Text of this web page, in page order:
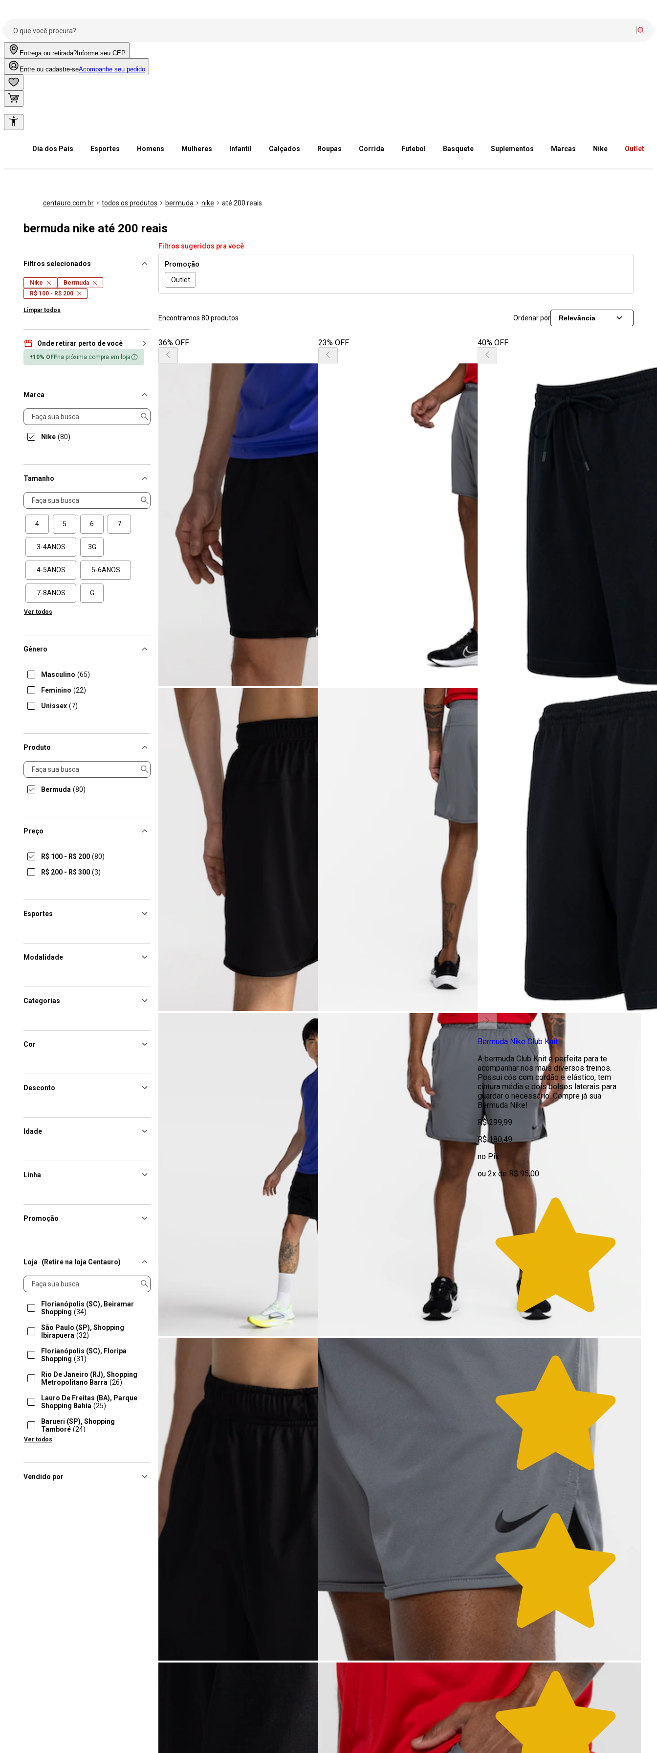
Entrega ou retirada? Informe seu CEP
Entre ou cadastre-seAcompanhe seu pedido
Dia dos Pais Esportes Homens Mulheres Infantil Calçados Roupas Corrida Futebol Basquete Suplementos Marcas Nike Outlet
centauro.com.br todos os produtos bermuda nike até 200 reais
bermuda nike até 200 reais
Filtros selecionados
Nike
Bermuda
R$ 100 - R$ 200
Limpar todos
Onde retirar perto de você
+10% OFFna próxima compra em loja
Marca
Marca
Nike (80)
Tamanho
Tamanho
4 5 6 7
3-4ANOS 3G
4-5ANOS 5-6ANOS
7-8ANOS G
Ver todos
Gênero
Masculino (65)
Feminino (22)
Unissex (7)
Produto
Produto
Bermuda (80)
Preço
R$ 100 - R$ 200 (80)
R$ 200 - R$ 300 (3)
Esportes
Modalidade
Categorias
Cor
Desconto
Idade
Linha
Promoção
Loja (Retire na loja Centauro)
Loja
Florianópolis (SC), Beiramar
Shopping (34)
São Paulo (SP), Shopping
Ibirapuera (32)
Florianópolis (SC), Floripa
Shopping (31)
Rio De Janeiro (RJ), Shopping
Metropolitano Barra (26)
Lauro De Freitas (BA), Parque
Shopping Bahia (25)
Barueri (SP), Shopping
Tamboré (24)
João Pessoa (PB), Manaíra
Preto Shopping
Ver todos
Vendido por
Filtros sugeridos pra você
Promoção
Outlet
Encontramos 80 produtos Ordenar por Relevância
36% OFF 23% OFF 40% OFF
Bermuda Nike Club Knit
A bermuda Club Knit é perfeita para te
acompanhar nos mais diversos treinos.
Possui cós com cordão e elástico, tem
cintura média e dois bolsos laterais para
guardar o necessário. Compre já sua
Bermuda Nike!
R$ 299,99
R$ 180,49
no Pix
ou 2x de R$ 95,00